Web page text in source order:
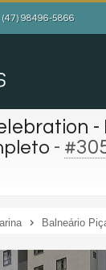
(47)98496-5866
-
-
Balneário